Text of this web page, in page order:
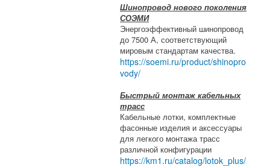
Шинопровод нового поколения
СОЭМИ
Энергоэффективный шинопровод
до 7500 А, соответствующий
мировым стандартам качества.
https://soemi.ru/product/shinopro
vody/
Быстрый монтаж кабельных
трасс
Кабельные лотки, комплектные
фасонные изделия и аксессуары
для легкого монтажа трасс
различной конфигурации
https://km1.ru/catalog/lotok_plus/